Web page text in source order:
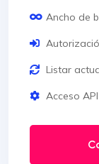
Ancho de
Listar
Acceso API